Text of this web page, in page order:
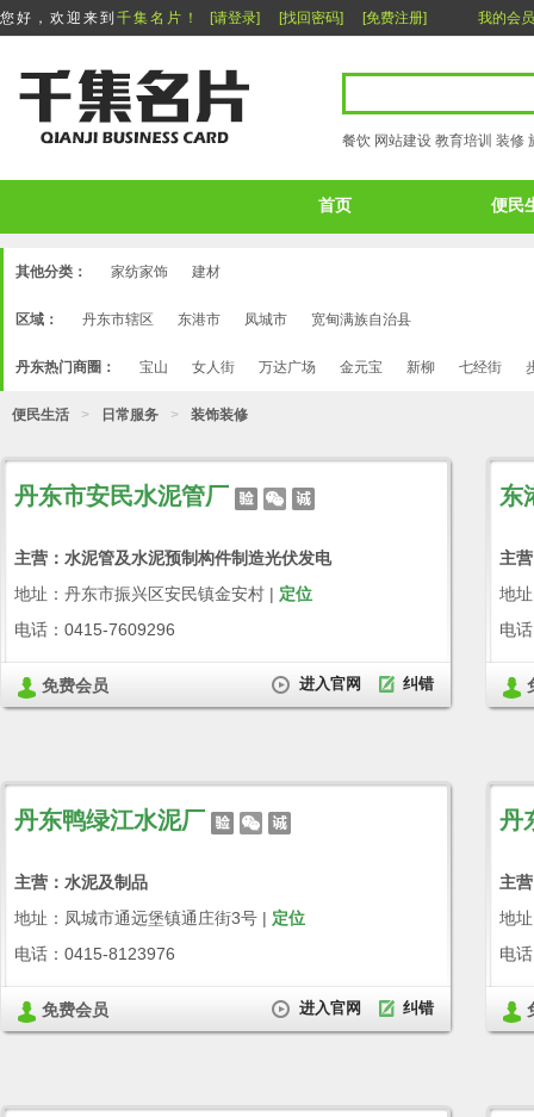
您好，欢迎来到 千集名片！ [请登录] [找回密码] [免费注册] 我的会
餐饮 网站建设 教育培训 装修
首页 便民
其他分类： 家纺家饰 建材
区域： 丹东市辖区 东港市 凤城市 宽甸满族自治县
丹东热门商圈： 宝山 女人街 万达广场 金元宝 新柳 七经街
便民生活 > 日常服务 > 装饰装修
丹东市安民水泥管厂
主营：水泥管及水泥预制构件制造光伏发电
地址：丹东市振兴区安民镇金安村 | 定位
电话：0415-7609296
免费会员 进入官网 纠错
东
主
地
电
丹东鸭绿江水泥厂
主营：水泥及制品
地址：凤城市通远堡镇通庄街3号 | 定位
电话：0415-8123976
免费会员 进入官网 纠错
丹
主
地
电